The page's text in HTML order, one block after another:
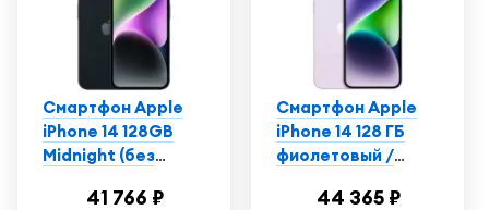
Смартфон Apple
iPhone 14 128GB
Midnight (без
41 766 ₽
Смартфон Apple
iPhone 14 128 ГБ
фиолетовый /
Телефон44 365 ₽